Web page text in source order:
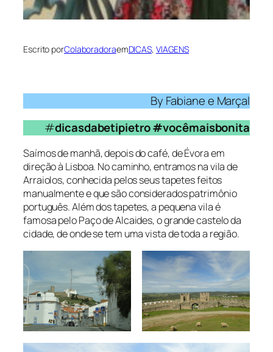
Escrito porColaboradoraemDICAS, VIAGENS
By Fabiane e Marçal
#dicasdabetipietro #vocêmaisbonita
Saímos de manhã, depois do café, de Évora em
direção à Lisboa. No caminho, entramos na vila de
Arraiolos, conhecida pelos seus tapetes feitos
manualmente e que são considerados patrimônio
português. Além dos tapetes, a pequena vila é
famosa pelo Paço de Alcaides, o grande castelo da
cidade, de onde se tem uma vista de toda a região.